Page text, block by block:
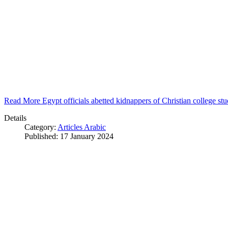
Read More Egypt officials abetted kidnappers of Christian college
Details
Category: Articles Arabic
Published: 17 January 2024